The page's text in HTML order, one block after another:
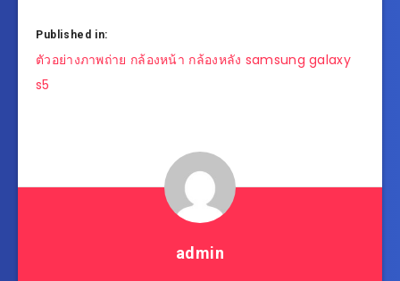
Published in:
แนะแนว
เรื่อง
ตัวอย่างภาพถ่าย กล้องหน้า กล้องหลัง samsung galaxy
s5
admin